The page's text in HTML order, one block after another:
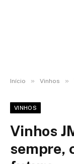
Início » Vinhos »
VINHOS
Vinhos
sempre,